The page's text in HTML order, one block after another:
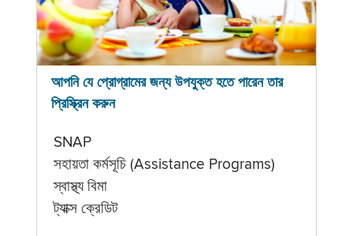
আপনি যে প্রোগ্রামের জন্য উপযুক্ত হতে পারেন তার
প্রিস্ক্রিন করুন
SNAP
সহায়তা কর্মসূচি (Assistance Programs)
স্বাস্থ্য বিমা
ট্যাক্স ক্রেডিট